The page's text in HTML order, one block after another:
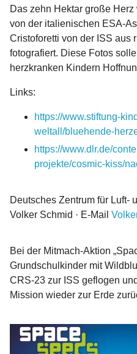
Das zehn Hektar große
von der italienischen ESA-
Cristoforetti von der ISS aus
fotografiert. Diese Fotos
herzkranken Kindern
Links:
https://www.stiftung-
weltall/bluehende-
https://www.dlr.de/
projekte/cosmic-kiss/
Deutsches Zentrum für Luft-
Volker Schmid · E-Mail
Bei der Mitmach-Aktion
Grundschulkinder mit
CRS-23 zur ISS geflogen
Mission wieder zur Erde